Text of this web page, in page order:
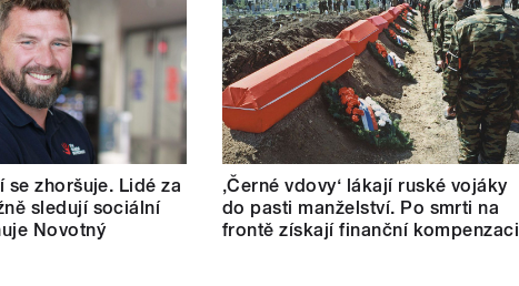
se zhoršuje. Lidé za
sledují sociální
Novotný
‚Černé vdovy‘ lákají ruské vojáky
do pasti manželství. Po smrti na
frontě získají finanční kompenzaci